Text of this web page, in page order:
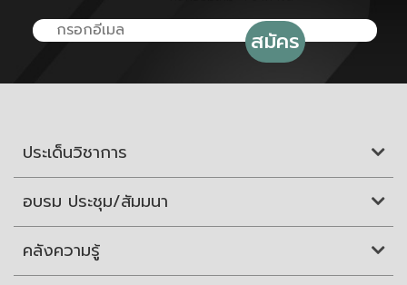
ประเด็นวิชาการ
อบรม ประชุม/สัมมนา
คลังความรู้